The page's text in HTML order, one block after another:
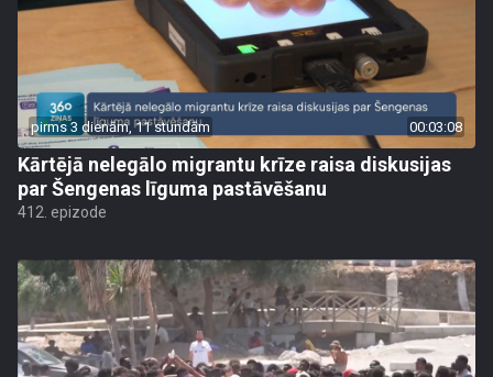
pirms 3 dienām, 11 stundām 00:03:08
Kārtējā nelegālo migrantu krīze raisa diskusijas
par Šengenas līguma pastāvēšanu
412. epizode